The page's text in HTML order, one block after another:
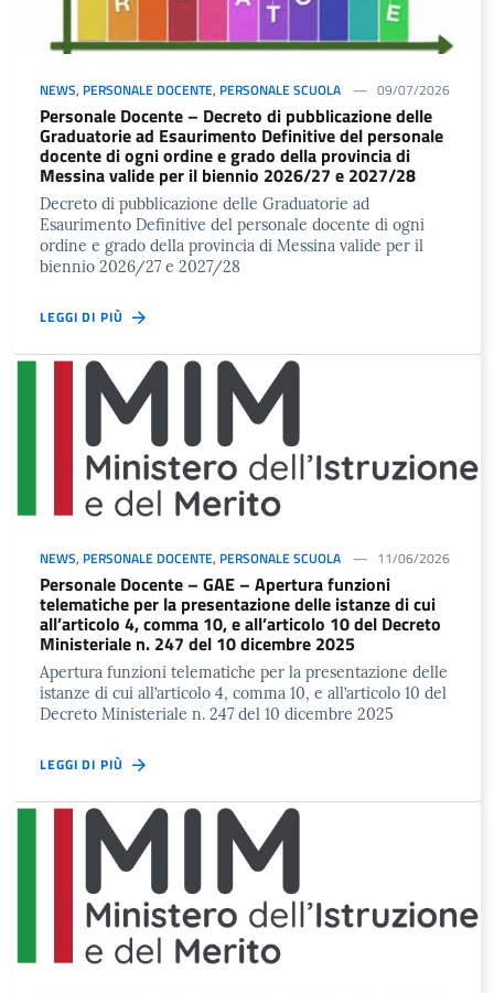
NEWS, PERSONALE DOCENTE, PERSONALE SCUOLA 09/07/2026
Personale Docente – Decreto di pubblicazione delle
Graduatorie ad Esaurimento Definitive del personale
docente di ogni ordine e grado della provincia di
Messina valide per il biennio 2026/27 e 2027/28
Decreto di pubblicazione delle Graduatorie ad
Esaurimento Definitive del personale docente di ogni
ordine e grado della provincia di Messina valide per il
biennio 2026/27 e 2027/28
LEGGI DI PIÙ
NEWS, PERSONALE DOCENTE, PERSONALE SCUOLA 11/06/2026
Personale Docente – GAE – Apertura funzioni
telematiche per la presentazione delle istanze di cui
all’articolo 4, comma 10, e all’articolo 10 del Decreto
Ministeriale n. 247 del 10 dicembre 2025
Apertura funzioni telematiche per la presentazione delle
istanze di cui all’articolo 4, comma 10, e all’articolo 10 del
Decreto Ministeriale n. 247 del 10 dicembre 2025
LEGGI DI PIÙ